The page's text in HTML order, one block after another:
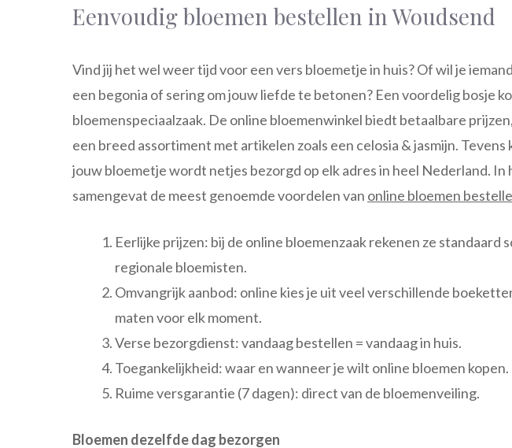
Eenvoudig bloemen bestellen in Woudsend
Vind jij het wel weer tijd voor een vers bloemetje in huis? Of wil je
een begonia of sering om jouw liefde te betonen? Een voordelig bosje
bloemenspeciaalzaak. De online bloemenwinkel biedt betaalbare
een breed assortiment met artikelen zoals een celosia & jasmijn. Tevens
jouw bloemetje wordt netjes bezorgd op elk adres in heel Nederland.
samengevat de meest genoemde voordelen van online bloemen
Eerlijke prijzen: bij de online bloemenzaak rekenen ze standaard
regionale bloemisten.
Omvangrijk aanbod: online kies je uit veel verschillende
maten voor elk moment.
Verse bezorgdienst: vandaag bestellen = vandaag in huis.
Toegankelijkheid: waar en wanneer je wilt online bloemen kopen.
Ruime versgarantie (7 dagen): direct van de bloemenveiling.
Bloemen dezelfde dag bezorgen